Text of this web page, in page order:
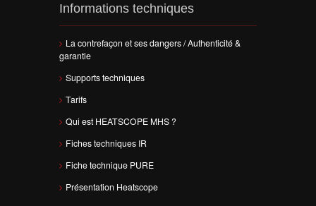
Informations techniques
La contrefaçon et ses dangers / Authenticité &
garantie
Supports techniques
Tarifs
Qui est HEATSCOPE MHS ?
Fiches techniques IR
Fiche technique PURE
Présentation Heatscope